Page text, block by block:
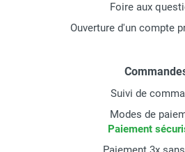
Foire aux
Ouverture d'un compte
Suivi de
Modes de
Paiement